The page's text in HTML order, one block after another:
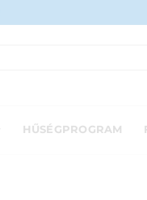
HŰSÉGPROGRAM